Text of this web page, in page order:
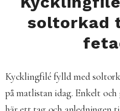
soltorkad
Kycklingfilé fylld med
på matlistan idag. Enkelt